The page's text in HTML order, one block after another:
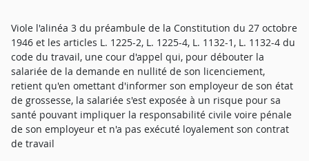
Viole l'alinéa 3 du préambule de la Constitution du 27 octobre
1946 et les articles L. 1225-2, L. 1225-4, L. 1132-1, L. 1132-4 du
code du travail, une cour d'appel qui, pour débouter la
salariée de la demande en nullité de son licenciement,
retient qu'en omettant d'informer son employeur de son état
de grossesse, la salariée s'est exposée à un risque pour sa
santé pouvant impliquer la responsabilité civile voire pénale
de son employeur et n'a pas exécuté loyalement son contrat
de travail